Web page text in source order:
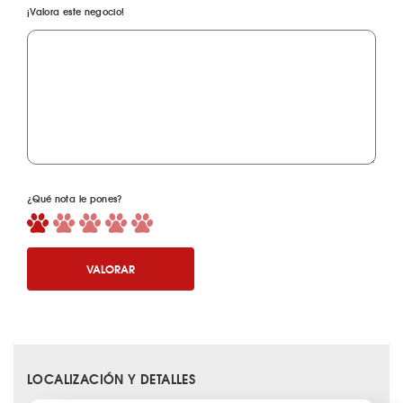
¡Valora este negocio!
¿Qué nota le pones?
VALORAR
LOCALIZACIÓN Y DETALLES